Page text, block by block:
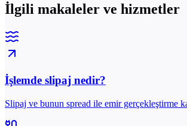
İlgili makaleler ve hizmetler
İşlemde slipaj nedir?
Slipaj ve bunun spread ile emir gerçekleştirme